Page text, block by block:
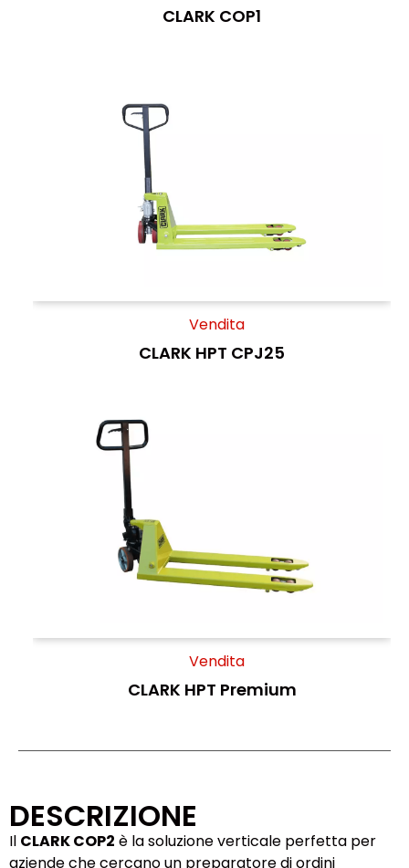
CLARK COP1
Vendita
CLARK HPT CPJ25
Vendita
CLARK HPT Premium
DESCRIZIONE
Il CLARK COP2 è la soluzione verticale perfetta per
aziende che cercano un preparatore di ordini